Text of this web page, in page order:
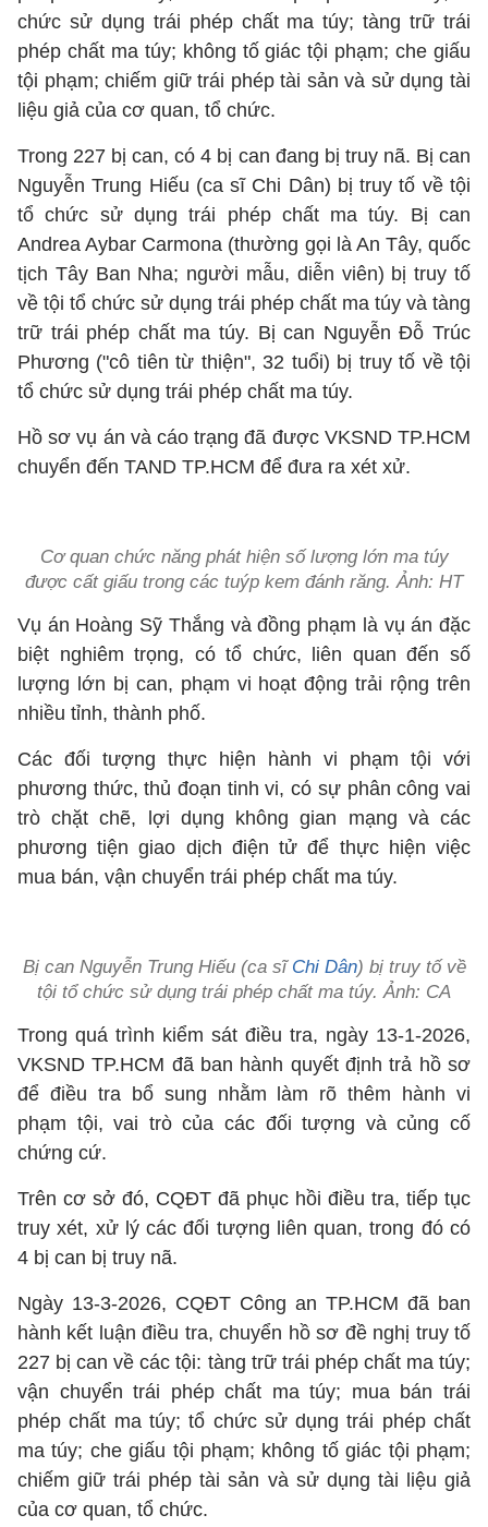
chức sử dụng trái phép chất ma túy; tàng trữ trái
phép chất ma túy; không tố giác tội phạm; che giấu
tội phạm; chiếm giữ trái phép tài sản và sử dụng tài
liệu giả của cơ quan, tổ chức.
Trong 227 bị can, có 4 bị can đang bị truy nã. Bị can
Nguyễn Trung Hiếu (ca sĩ Chi Dân) bị truy tố về tội
tổ chức sử dụng trái phép chất ma túy. Bị can
Andrea Aybar Carmona (thường gọi là An Tây, quốc
tịch Tây Ban Nha; người mẫu, diễn viên) bị truy tố
về tội tổ chức sử dụng trái phép chất ma túy và tàng
trữ trái phép chất ma túy. Bị can Nguyễn Đỗ Trúc
Phương ("cô tiên từ thiện", 32 tuổi) bị truy tố về tội
tổ chức sử dụng trái phép chất ma túy.
Hồ sơ vụ án và cáo trạng đã được VKSND TP.HCM
chuyển đến TAND TP.HCM để đưa ra xét xử.
Cơ quan chức năng phát hiện số lượng lớn ma túy
được cất giấu trong các tuýp kem đánh răng. Ảnh: HT
Vụ án Hoàng Sỹ Thắng và đồng phạm là vụ án đặc
biệt nghiêm trọng, có tổ chức, liên quan đến số
lượng lớn bị can, phạm vi hoạt động trải rộng trên
nhiều tỉnh, thành phố.
Các đối tượng thực hiện hành vi phạm tội với
phương thức, thủ đoạn tinh vi, có sự phân công vai
trò chặt chẽ, lợi dụng không gian mạng và các
phương tiện giao dịch điện tử để thực hiện việc
mua bán, vận chuyển trái phép chất ma túy.
Bị can Nguyễn Trung Hiếu (ca sĩ Chi Dân) bị truy tố về
tội tổ chức sử dụng trái phép chất ma túy. Ảnh: CA
Trong quá trình kiểm sát điều tra, ngày 13-1-2026,
VKSND TP.HCM đã ban hành quyết định trả hồ sơ
để điều tra bổ sung nhằm làm rõ thêm hành vi
phạm tội, vai trò của các đối tượng và củng cố
chứng cứ.
Trên cơ sở đó, CQĐT đã phục hồi điều tra, tiếp tục
truy xét, xử lý các đối tượng liên quan, trong đó có
4 bị can bị truy nã.
Ngày 13-3-2026, CQĐT Công an TP.HCM đã ban
hành kết luận điều tra, chuyển hồ sơ đề nghị truy tố
227 bị can về các tội: tàng trữ trái phép chất ma túy;
vận chuyển trái phép chất ma túy; mua bán trái
phép chất ma túy; tổ chức sử dụng trái phép chất
ma túy; che giấu tội phạm; không tố giác tội phạm;
chiếm giữ trái phép tài sản và sử dụng tài liệu giả
của cơ quan, tổ chức.